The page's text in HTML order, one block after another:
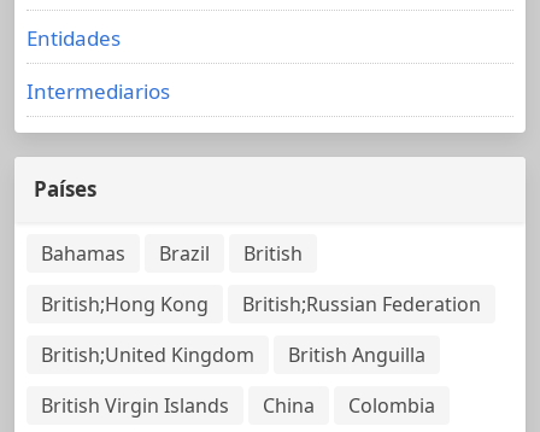
Entidades
Intermediarios
Países
Bahamas Brazil
British
British;Hong Kong
British;Russian Federation
British;United Kingdom
British Anguilla
British Virgin Islands
China
Colombia